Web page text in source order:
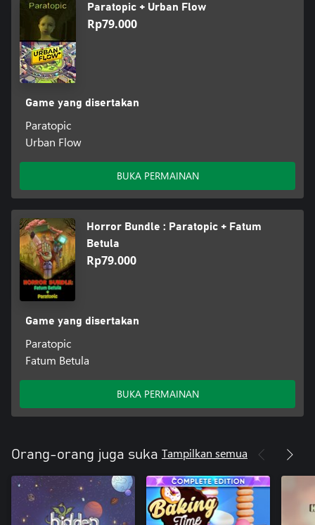
Paratopic + Urban Flow
Rp79.000
Game yang disertakan
Paratopic
Urban Flow
BUKA PERMAINAN
Horror Bundle : Paratopic + Fatum
Betula
Rp79.000
Game yang disertakan
Paratopic
Fatum Betula
BUKA PERMAINAN
Orang-orang juga suka Tampilkan semua